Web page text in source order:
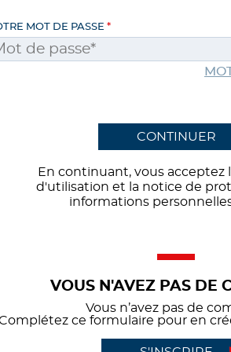
MOT DE PASSE
CONTINUER
En continuant, vous acceptez
d'utilisation et la notice de
informations personnelles
VOUS N'AVEZ PAS DE
Vous n’avez pas de
ce formulaire pour en